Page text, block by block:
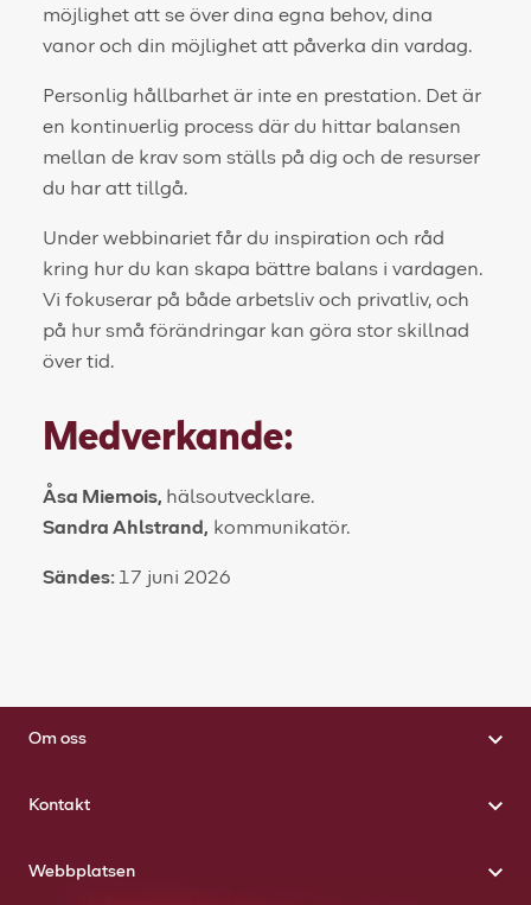
möjlighet att se över dina egna behov, dina
vanor och din möjlighet att påverka din vardag.
Personlig hållbarhet är inte en prestation. Det är
en kontinuerlig process där du hittar balansen
mellan de krav som ställs på dig och de resurser
du har att tillgå.
Under webbinariet får du inspiration och råd
kring hur du kan skapa bättre balans i vardagen.
Vi fokuserar på både arbetsliv och privatliv, och
på hur små förändringar kan göra stor skillnad
över tid.
Medverkande:
Åsa Miemois, hälsoutvecklare.
Sandra Ahlstrand, kommunikatör.
Sändes: 17 juni 2026
Om oss
Kontakt
Webbplatsen